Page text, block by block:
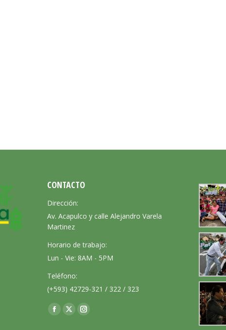
CONTACTO
Dirección:
Av. Acapulco y calle Alejandro Varela
Martinez
Horario de trabajo:
Lun - Vie: 8AM - 5PM
Teléfono:
(+593) 42729-321 / 322 / 323
Encuéntranos en:
Facebook
X
Instagram